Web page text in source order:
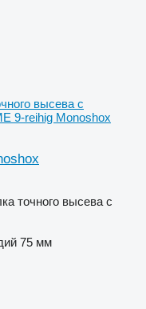
высева с
9-reihig Monoshox
точного высева с
75 мм